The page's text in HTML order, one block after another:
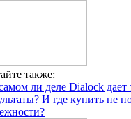
также:
ли деле Dialock дает
И где купить не